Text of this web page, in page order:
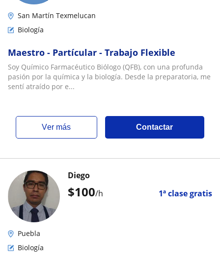
San Martín Texmelucan
Biología
Maestro - Partícular - Trabajo Flexible
Soy Químico Farmacéutico Biólogo (QFB), con una profunda
pasión por la química y la biología. Desde la preparatoria, me
sentí atraído por e...
ver más Contactar
$100/h 1ª clase gratis
Diego
Puebla
Biología